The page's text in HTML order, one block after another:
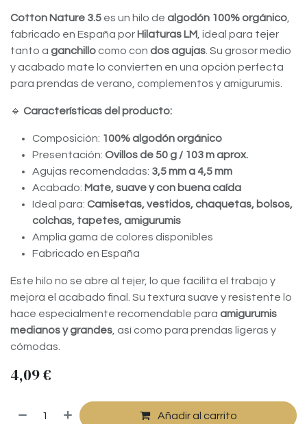
Cotton Nature 3.5 es un hilo de algodón 100% orgánico,
fabricado en España por Hilaturas LM, ideal para tejer
tanto a ganchillo como con dos agujas. Su grosor medio
y acabado mate lo convierten en una opción perfecta
para prendas de verano, complementos y amigurumis.
🔹 Características del producto:
Composición: 100% algodón orgánico
Presentación: Ovillos de 50 g / 103 m aprox.
Agujas recomendadas: 3,5 mm a 4,5 mm
Acabado: Mate, suave y con buena caída
Ideal para: Camisetas, vestidos, chaquetas, bolsos,
colchas, tapetes, amigurumis
Amplia gama de colores disponibles
Fabricado en España
Este hilo no se abre al tejer, lo que facilita el trabajo y
mejora el acabado final. Su textura suave y resistente lo
hace especialmente recomendable para amigurumis
medianos y grandes, así como para prendas ligeras y
cómodas.
4,09€
Añadir al carrito